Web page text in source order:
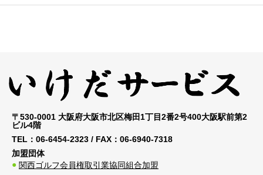
〒530-0001 大阪府大阪市北区梅田1丁目2番2号400大阪駅前第2
ビル4階
TEL： 06-6454-2323 / FAX： 06-6940-7318
加盟団体
関西ゴルフ会員権取引業協同組合加盟